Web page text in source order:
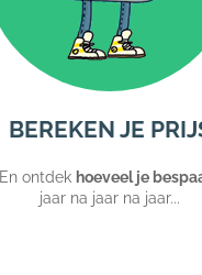
BEREKEN JE
En ontdek hoeveel je
jaar na jaar na jaar...